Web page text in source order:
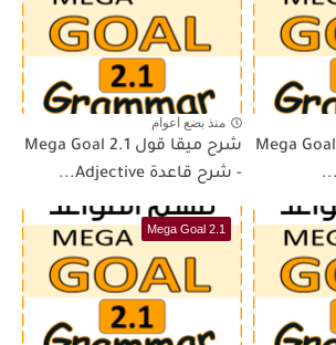
شرح ميقا قول 2.1 Mega Goal
منذ بضع اعوام
شرح ميقا قول 2.1 Mega Goal
- شرح قاعدة Adjective...
Mega Goal 2.1